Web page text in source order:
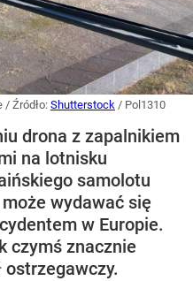
/ Źródło: Shutterstock / Pol1310
drona z zapalnikiem
na lotnisku
samolotu
wydawać się
w Europie.
czymś znacznie
ostrzegawczy.